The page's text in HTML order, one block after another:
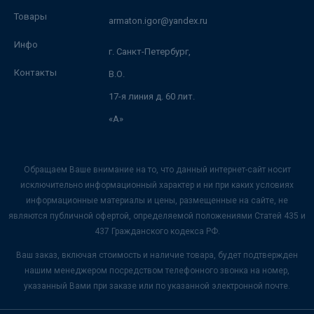
Товары
Инфо
Контакты
armaton.igor@yandex.ru
г. Санкт-Петербург,
В.О.
17-я линия д. 60 лит.
«А»
Обращаем Ваше внимание на то, что данный интернет-сайт носит
исключительно информационный характер и ни при каких условиях
информационные материалы и цены, размещенные на сайте, не
являются публичной офертой, определяемой положениями Статей 435 и
437 Гражданского кодекса РФ.
Ваш заказ, включая стоимость и наличие товара, будет подтвержден
нашим менеджером посредством телефонного звонка на номер,
указанный Вами при заказе или по указанной электронной почте.